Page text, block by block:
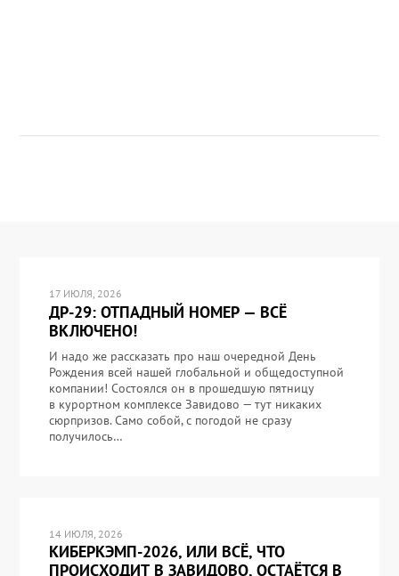
17 ИЮЛЯ, 2026
ДР-29: ОТПАДНЫЙ НОМЕР — ВСЁ
ВКЛЮЧЕНО!
И надо же рассказать про наш очередной День
Рождения всей нашей глобальной и общедоступной
компании! Состоялся он в прошедшую пятницу
в курортном комплексе Завидово — тут никаких
сюрпризов. Само собой, с погодой не сразу
получилось…
14 ИЮЛЯ, 2026
КИБЕРКЭМП-2026, ИЛИ ВСЁ, ЧТО
ПРОИСХОДИТ В ЗАВИДОВО, ОСТАЁТСЯ В